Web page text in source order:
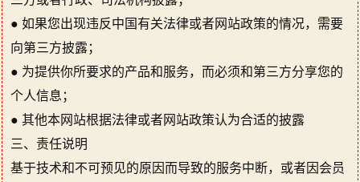
● 如果您出现违反中国有关法律或者网站政策的情况，需要
向第三方披露；
● 为提供你所要求的产品和服务，而必须和第三方分享您的
个人信息；
● 其他本网站根据法律或者网站政策认为合适的披露
三、责任说明
基于技术和不可预见的原因而导致的服务中断，或者因会员